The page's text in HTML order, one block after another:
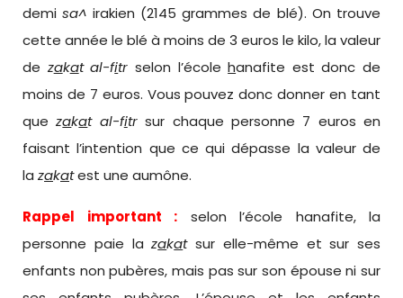
demisa^ irakien (2145 grammes de blé). On trouve
cette année le blé à moins de 3 euros le kilo, la valeur
de zakat al-fitr selon l’école hanafite est donc de
moins de 7 euros. Vous pouvez donc donner en tant
que zakat al-fitr sur chaque personne 7 euros en
faisant l’intention que ce qui dépasse la valeur de
la zakatest une aumône.
Rappel important : selon l’école hanafite, la
personne paie la zakat sur elle-même et sur ses
enfants non pubères, mais pas sur son épouse ni sur